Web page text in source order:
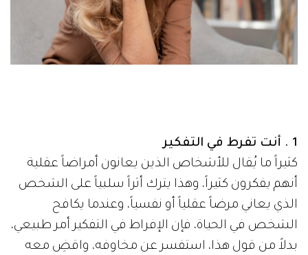
1 . أنت تفرط في التفكير
كثيراً ما يُقال للأشخاص الذين يعانون أمراضاً عقلية
أنهم يفكرون كثيراً، وهذا يترك أثراً سلبياً على الشخص
الذي يعاني مرضاً عقلياً أو نفسياً، وعندما يكافح
الشخص في الحياة، فإن الإفراط في التفكير أمر طبيعي،
بدلاً من قول هذا، استفسر عن مخاوفه، واقضِ معه